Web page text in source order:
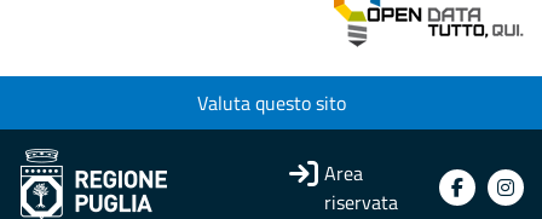
Valuta questo sito
Area
riservata